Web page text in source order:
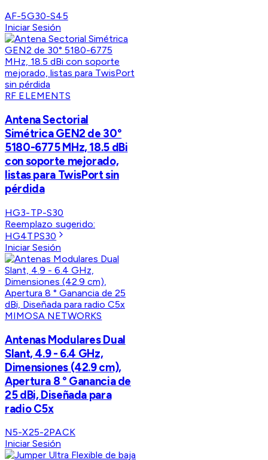
AF-5G30-S45
Iniciar Sesión
RF ELEMENTS
Antena Sectorial
Simétrica GEN2 de 30°
5180-6775 MHz, 18.5 dBi
con soporte mejorado,
listas para TwisPort sin
pérdida
HG3-TP-S30
Reemplazo sugerido:
HG4TPS30
Iniciar Sesión
MIMOSA NETWORKS
Antenas Modulares Dual
Slant, 4.9 - 6.4 GHz,
Dimensiones (42.9 cm),
Apertura 8 ° Ganancia de
25 dBi, Diseñada para
radio C5x
N5-X25-2PACK
Iniciar Sesión